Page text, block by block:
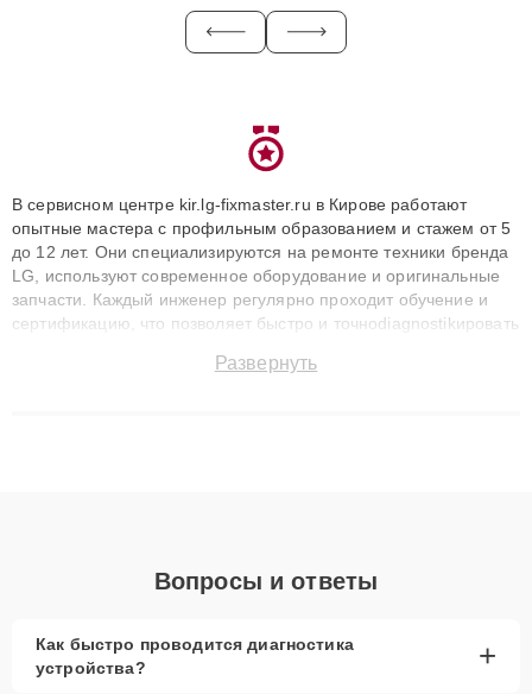
В сервисном центре kir.lg-fixmaster.ru в Кирове работают
опытные мастера с профильным образованием и стажем от 5
до 12 лет. Они специализируются на ремонте техники бренда
LG, используют современное оборудование и оригинальные
запчасти. Каждый инженер регулярно проходит обучение и
сертификацию, что позволяет быстро и точноdiagnostikировать
до 3 лет. Наши мастера решают сложные случаи: от замены
Развернуть
Вопросы и ответы
Как быстро проводится диагностика
устройства?
+